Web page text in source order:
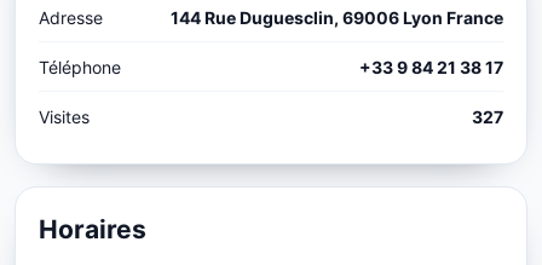
Adresse 144 Rue Duguesclin, 69006 Lyon France
Téléphone +33 9 84 21 38 17
Visites 327
Horaires